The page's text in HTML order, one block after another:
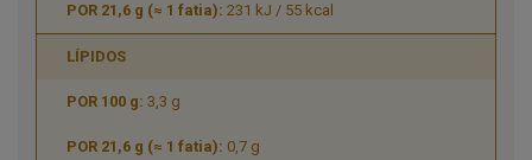
231 kJ / 55 kcal
LÍPIDOS
3,3 g
0,7 g